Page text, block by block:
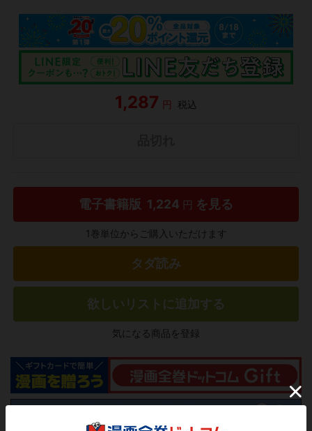
1,287 円 税込
電子書籍版 1,224 円 を見る
1巻単位からご購入いただけます
タダ読み
欲しいリストに追加する
気になる商品を登録